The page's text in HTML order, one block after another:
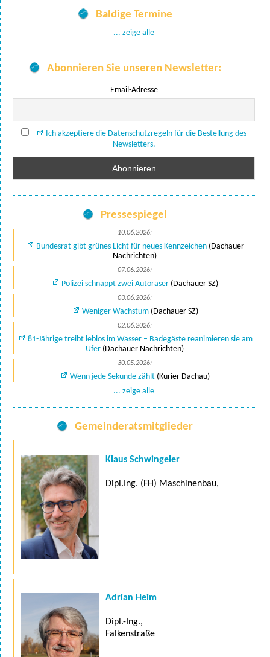
Baldige Termine
... zeige alle
Abonnieren Sie unseren Newsletter:
Email-Adresse
Ich akzeptiere die Datenschutzregeln für die Bestellung des
Newsletters.
Pressespiegel
10.06.2026:
Bundesrat gibt grünes Licht für neues Kennzeichen(Dachauer
Nachrichten)
07.06.2026:
Polizei schnappt zwei Autoraser (Dachauer SZ)
03.06.2026:
Weniger Wachstum(Dachauer SZ)
02.06.2026:
81-Jährige treibt leblos im Wasser – Badegäste reanimieren sie am
Ufer(Dachauer Nachrichten)
30.05.2026:
Wenn jede Sekunde zählt (Kurier Dachau)
... zeige alle
Gemeinderatsmitglieder
Klaus Schwingeler
Dipl.Ing. (FH) Maschinenbau,
Adrian Heim
Dipl.-Ing.,
Falkenstraße